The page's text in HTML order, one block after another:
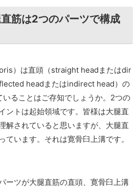
筋は2つのパーツで構成
）は直頭（straight headまたはdir
headまたはindirect head）の
ることはご存知でしょうか。2つの
ントは起始領域です。皆様は大腿直
解されていると思いますが、大腿直
ています。それは寛骨臼上溝です。
ーツが大腿直筋の直頭、寛骨臼上溝